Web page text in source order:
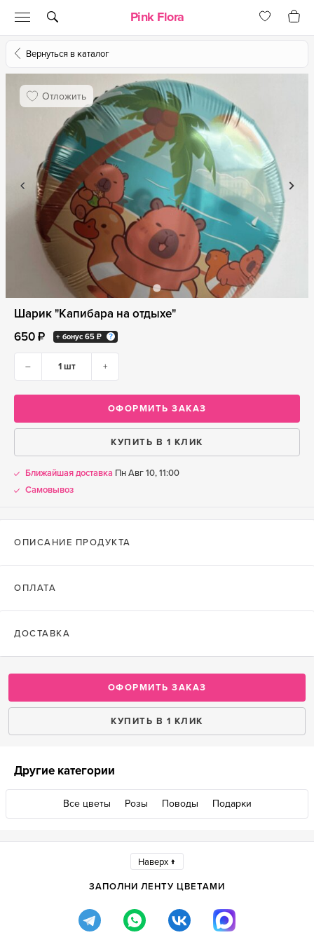
Pink Flora
Вернуться в каталог
Отложить
Шарик "Капибара на отдыхе"
650 ₽
+ бонус 65 ₽
– +
ОФОРМИТЬ ЗАКАЗ
КУПИТЬ В 1 КЛИК
Ближайшая доставка Пн Авг 10, 11:00
Самовывоз
ОПИСАНИЕ ПРОДУКТА
ОПЛАТА
ДОСТАВКА
ОФОРМИТЬ ЗАКАЗ
КУПИТЬ В 1 КЛИК
Другие категории
Все цветы Розы Поводы Подарки
ЗАПОЛНИ ЛЕНТУ ЦВЕТАМИ
Наверх ↑